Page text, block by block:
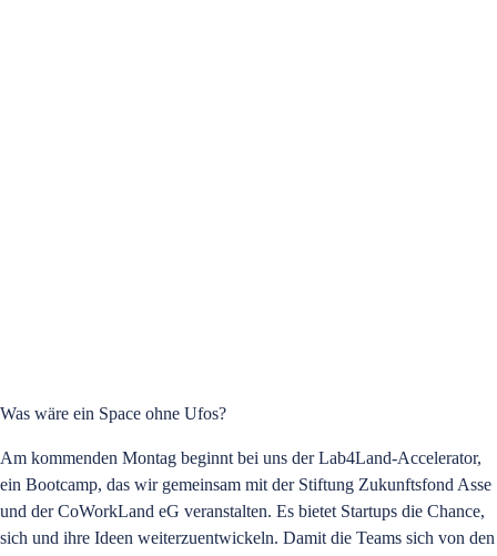
Was wäre ein Space ohne Ufos?
Am kommenden Montag beginnt bei uns der Lab4Land-Accelerator,
ein Bootcamp, das wir gemeinsam mit der Stiftung Zukunftsfond Asse
und der CoWorkLand eG veranstalten. Es bietet Startups die Chance,
sich und ihre Ideen weiterzuentwickeln. Damit die Teams sich von den